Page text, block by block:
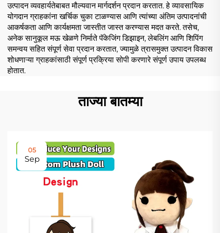
उत्पादन व्यवहार्यतेबाबत मौल्यवान मार्गदर्शन प्रदान करतात. हे व्यावसायिक
योगदान ग्राहकांना खर्चिक चुका टाळण्यास आणि त्यांच्या अंतिम उत्पादनांची
आकर्षकता आणि कार्यक्षमता जास्तीत जास्त करण्यास मदत करते. तसेच,
अनेक सानुकूल मऊ खेळणे निर्माते पॅकेजिंग डिझाइन, लेबलिंग आणि शिपिंग
समन्वय सहित संपूर्ण सेवा प्रदान करतात, ज्यामुळे त्रासमुक्त उत्पादन विकास
शोधणाऱ्या ग्राहकांसाठी संपूर्ण प्रक्रिया सोपी करणारे संपूर्ण उपाय उपलब्ध
होतात.
ताज्या बातम्या
05
Sep